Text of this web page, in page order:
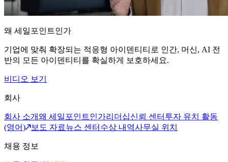
왜 세일포인트인가
기업에 맞춰 확장되는 적응형 아이덴티티로 인간, 머신, AI 전
반의 모든 아이덴티티를 확실하게 보호하세요.
비디오 보기
회사
회사 소개왜 세일포인트인가리더십신뢰 센터 투자 유치 활동
(영어)
보도 자료뉴스 센터 수상 내역사무실 위치
채용 정보